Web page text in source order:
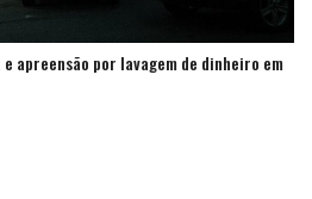
e apreensão por lavagem de dinheiro em